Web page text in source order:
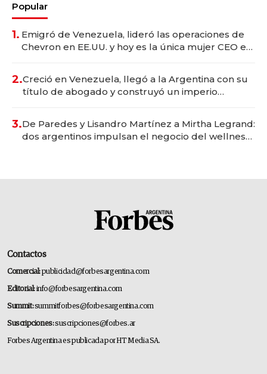
Popular
1. Emigró de Venezuela, lideró las operaciones de
Chevron en EE.UU. y hoy es la única mujer CEO en
2.Creció en Venezuela, llegó a la Argentina con su
título de abogado y construyó un imperio
3.De Paredes y Lisandro Martínez a Mirtha Legrand:
dos argentinos impulsan el negocio del wellness
Contactos
Comercial:publicidad@forbesargentina.com
Editorial:info@forbesargentina.com
Summit:summitforbes@forbesargentina.com
Suscripciones:suscripciones@forbes.ar
Forbes Argentina es publicada por HT Media SA.